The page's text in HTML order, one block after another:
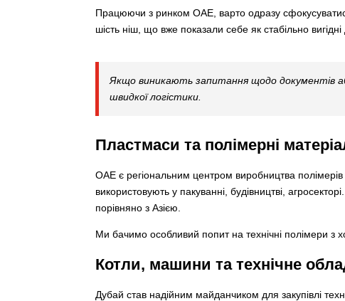
Працюючи з ринком ОАЕ, варто одразу
шість ніш, що вже показали себе як стабільно вигідні
Якщо виникають запитання щодо документів
швидкої логістики.
Пластмаси та полімерні
ОАЕ є регіональним центром виробництва
використовують у пакуванні, будівництві,
порівняно з Азією.
Ми бачимо особливий попит на технічні полімери з
Котли, машини та технічне
Дубай став надійним майданчиком для закупівлі